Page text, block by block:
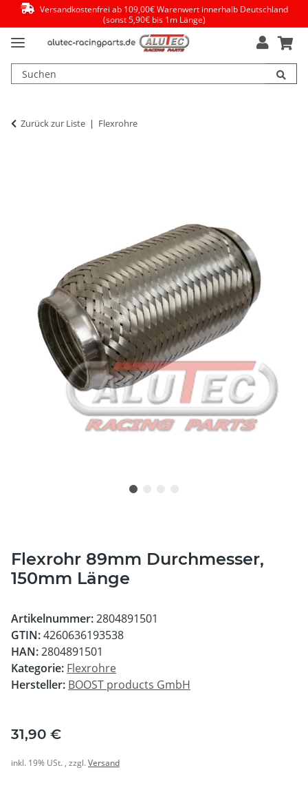
Versandkostenfrei ab 109,00€ Warenwert innerhalb Deutschland
(sonst 5,90€ bis 1m Länge)
Zurück zur Liste Flexrohre
Flexrohr 89mm Durchmesser,
150mm Länge
Artikelnummer:2804891501
GTIN:4260636193538
HAN:2804891501
Kategorie: Flexrohre
Hersteller: BOOST products GmbH
31,90 €
inkl. 19% USt. , zzgl.Versand